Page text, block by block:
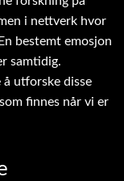
i nettverk hvor
bestemt emosjon
samtidig.
å utforske disse
finnes når vi er